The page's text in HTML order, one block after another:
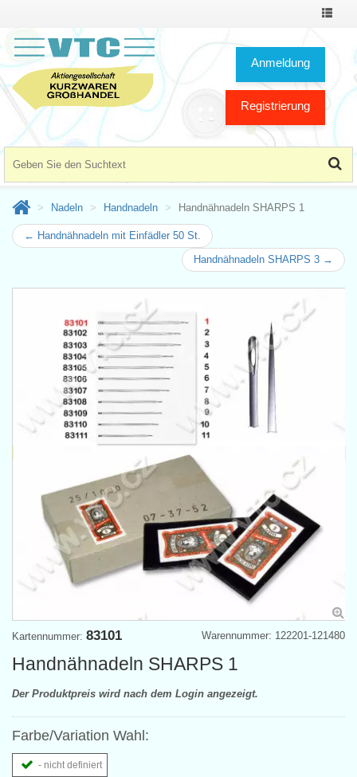
Toggle
Anmeldung
Registrierung
Nadeln Handnadeln Handnähnadeln SHARPS 1
← Handnähnadeln mit Einfädler 50 St.
Handnähnadeln SHARPS 3 →
Warennummer: 122201-121480
Kartennummer: 83101
Handnähnadeln SHARPS 1
Der Produktpreis wird nach dem Login angezeigt.
Farbe/Variation Wahl:
- nicht definiert